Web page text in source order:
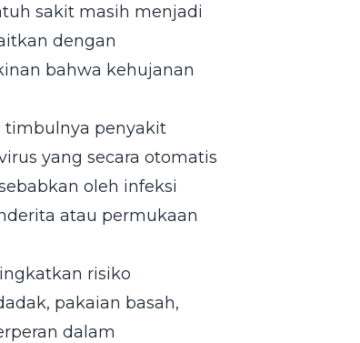
sakit masih menjadi
dengan
bahwa kehujanan
timbulnya penyakit
yang secara otomatis
oleh infeksi
atau permukaan
risiko
pakaian basah,
dalam